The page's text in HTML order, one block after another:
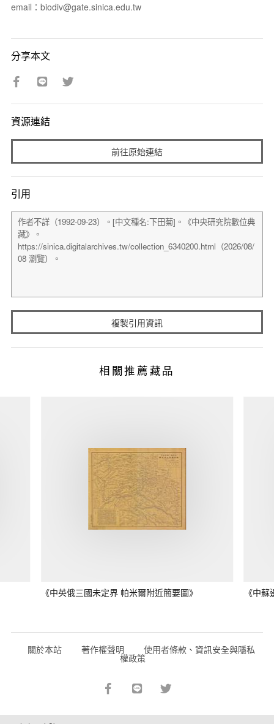
email：biodiv@gate.sinica.edu.tw
分享本文
資源連結
前往原始連結
引用
複製引用資訊
相關推薦藏品
《中英俄三國未定界 帕米爾附近簡要圖》 《中
關於本站 著作權聲明 使用者條款、資訊安全與隱私
權政策